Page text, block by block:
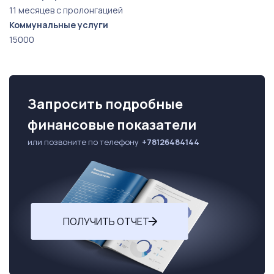
11 месяцев с пролонгацией
Коммунальные услуги
15000
Запросить подробные
финансовые показатели
или позвоните по телефону +78126484144
ПОЛУЧИТЬ ОТЧЕТ